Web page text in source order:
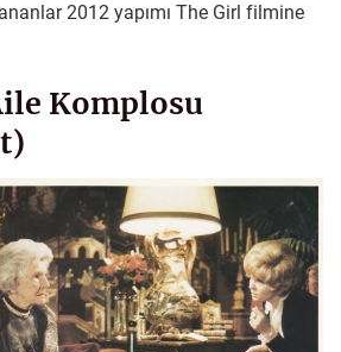
2012 yapımı The Girl filmine
Komplosu